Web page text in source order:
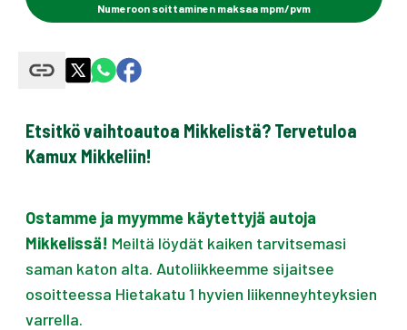
Numeroon soittaminen maksaa mpm/pvm
Etsitkö vaihtoautoa Mikkelistä? Tervetuloa
Kamux Mikkeliin!
Ostamme ja myymme käytettyjä autoja
Mikkelissä! Meiltä löydät kaiken tarvitsemasi
saman katon alta. Autoliikkeemme sijaitsee
osoitteessa Hietakatu 1 hyvien liikenneyhteyksien
varrella.